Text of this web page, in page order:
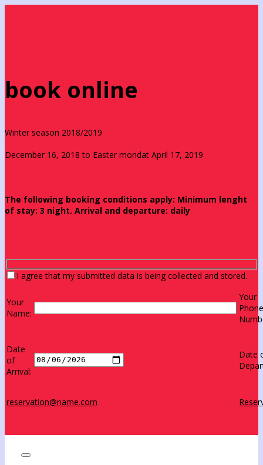
book online
Winter season 2018/2019
December 16, 2018 to Easter mondat April 17, 2019
The following booking conditions apply: Minimum lenght
of stay: 3 night. Arrival and departure: daily
I agree that my submitted data is being collected and stored.
Your
Name:
Your
Phone
Date
of
Arrival:
Date
reservation@name.com